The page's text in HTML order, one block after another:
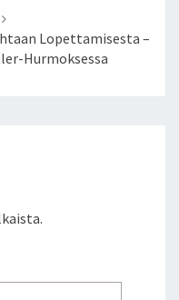
Lopettamisesta –
Hurmoksessa